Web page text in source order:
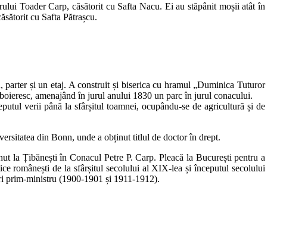
Toader Carp, căsătorit cu Safta Nacu. Ei au stăpânit moșii atât în
cu Safta Pătrașcu.
și un etaj. A construit și biserica cu hramul „Duminica Tuturor
amenajând în jurul anului 1830 un parc în jurul conacului.
verii până la sfârșitul toamnei, ocupându-se de agricultură și de
din Bonn, unde a obținut titlul de doctor în drept.
la Țibănești în Conacul Petre P. Carp. Pleacă la București pentru a
românești de la sfârșitul secolului al XIX-lea și începutul secolului
prim-ministru (1900-1901 și 1911-1912).